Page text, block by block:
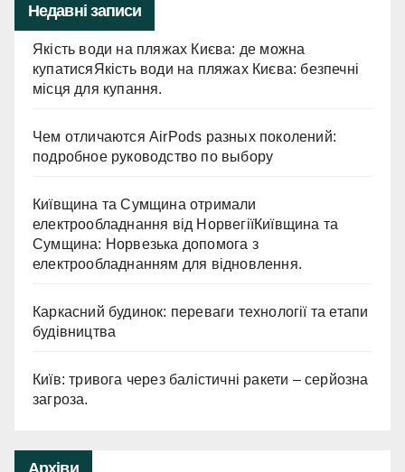
Недавні записи
Якість води на пляжах Києва: де можна
купатисяЯкість води на пляжах Києва: безпечні
місця для купання.
Чем отличаются AirPods разных поколений:
подробное руководство по выбору
Київщина та Сумщина отримали
електрообладнання від НорвегіїКиївщина та
Сумщина: Норвезька допомога з
електрообладнанням для відновлення.
Каркасний будинок: переваги технології та етапи
будівництва
Київ: тривога через балістичні ракети – серйозна
загроза.
Архіви